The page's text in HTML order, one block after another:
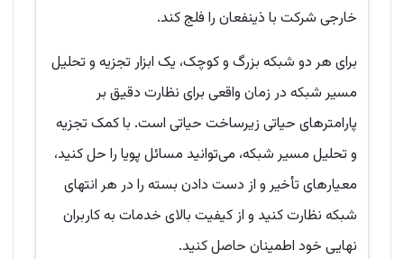
خارجی شرکت با ذینفعان را فلج کند.
برای هر دو شبکه بزرگ و کوچک، یک ابزار تجزیه و تحلیل
مسیر شبکه در زمان واقعی برای نظارت دقیق بر
پارامترهای حیاتی زیرساخت حیاتی است. با کمک تجزیه
و تحلیل مسیر شبکه، می‌توانید مسائل پویا را حل کنید،
معیارهای تأخیر و از دست دادن بسته را در هر انتهای
شبکه نظارت کنید و از کیفیت بالای خدمات به کاربران
نهایی خود اطمینان حاصل کنید.